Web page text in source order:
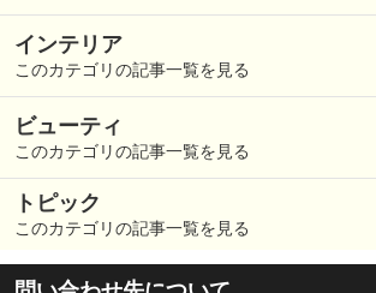
インテリア
このカテゴリの記事一覧を見る
ビューティ
このカテゴリの記事一覧を見る
トピック
このカテゴリの記事一覧を見る